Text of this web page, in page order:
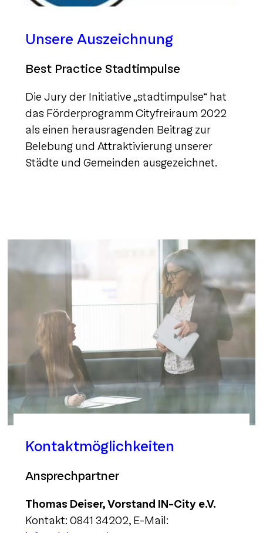
Unsere Auszeichnung
Best Practice Stadtimpulse
Die Jury der Initiative „stadtimpulse“ hat
das Förderprogramm Cityfreiraum 2022
als einen herausragenden Beitrag zur
Belebung und Attraktivierung unserer
Städte und Gemeinden ausgezeichnet.
Kontaktmöglichkeiten
Ansprechpartner
Thomas Deiser, Vorstand IN-City e.V.
Kontakt: 0841 34202, E-Mail: